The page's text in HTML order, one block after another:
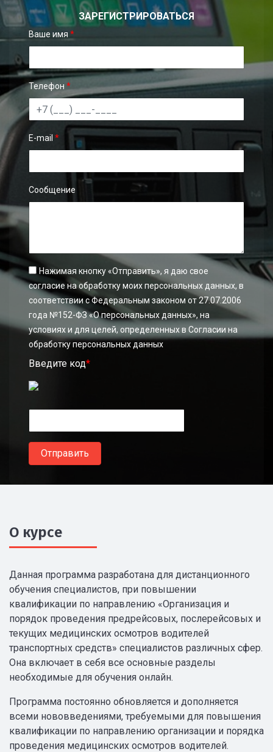
ЗАРЕГИСТРИРОВАТЬСЯ
Ваше имя *
Телефон *
E-mail *
Сообщение
Нажимая кнопку «Отправить», я даю свое
согласие на обработку моих персональных данных, в
соответствии с Федеральным законом от 27.07.2006
года №152-ФЗ «О персональных данных», на
условиях и для целей, определенных в Согласии на
обработку персональных данных
Введите код*
О курсе
Данная программа разработана для дистанционного
обучения специалистов, при повышении
квалификации по направлению «Организация и
порядок проведения предрейсовых, послерейсовых и
текущих медицинских осмотров водителей
транспортных средств» специалистов различных сфер.
Она включает в себя все основные разделы
необходимые для обучения онлайн.
Программа постоянно обновляется и дополняется
всеми нововведениями, требуемыми для повышения
квалификации по направлению организации и порядка
проведения медицинских осмотров водителей.